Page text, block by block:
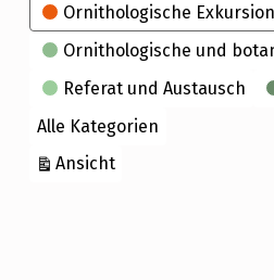
Ornithologische Exkursion
Ornithologische und
Referat und Austausch
Alle Kategorien
Ansichtausdrucken